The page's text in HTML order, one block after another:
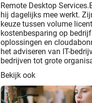
Remote Desktop
hij dagelijks mee werkt.
keuze tussen volume
kostenbesparing op
oplossingen en
het adviseren van IT-
bedrijven tot grote
Bekijk ook